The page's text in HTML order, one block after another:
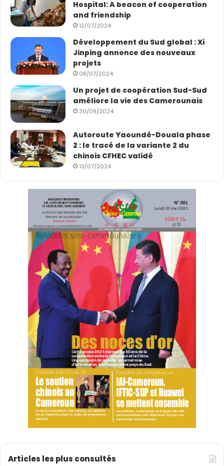
confirment leur rôle de catalyseurs de projets
structurants, en facilitant la convergence entre
investisseurs, institutions publiques et acteurs privés
autour d’opportunités concrètes sur le continent
africain.
FITA2026 s’impose ainsi comme une plateforme de
référence : non seulement pour débattre des enjeux
économiques africains, mais surtout pour concrétiser
des alliances stratégiques durables au service du
développement du continent
Sandrine Namen
Hospital: A beacon of cooperation
and friendship
12/07/2024
Développement du Sud global : Xi
Jinping annonce des nouveaux
projets
08/07/2024
Un projet de coopération Sud-Sud
améliore la vie des Camerounais
30/09/2024
Autoroute Yaoundé-Douala phase
2 : le tracé de la variante 2 du
chinois CFHEC validé
13/07/2024
Articles les plus consultés